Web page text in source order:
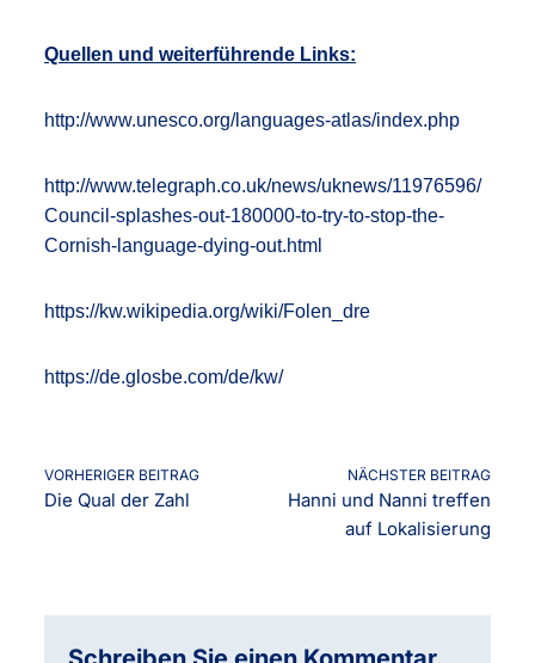
Quellen und weiterführende Links:
http://www.unesco.org/languages-atlas/index.php
http://www.telegraph.co.uk/news/uknews/11976596/
Council-splashes-out-180000-to-try-to-stop-the-
Cornish-language-dying-out.html
https://kw.wikipedia.org/wiki/Folen_dre
https://de.glosbe.com/de/kw/
VORHERIGER BEITRAG
Die Qual der Zahl
NÄCHSTER BEITRAG
Hanni und Nanni treffen
auf Lokalisierung